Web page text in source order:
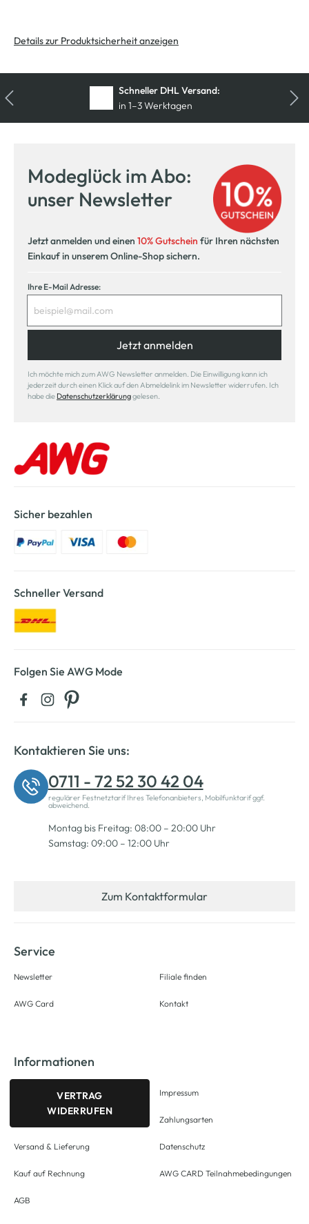
Details zur Produktsicherheit anzeigen
Schneller DHL Versand:
in 1–3 Werktagen
Kostenlose Filiallieferung
in Ihre Wunschfiliale
Modeglück im Abo:
unser Newsletter
Jetzt anmelden und einen 10% Gutschein für Ihren nächsten
Einkauf in unserem Online-Shop sichern.
Ihre E-Mail Adresse:
Jetzt anmelden
Ich möchte mich zum AWG Newsletter anmelden. Die Einwilligung kann ich
jederzeit durch einen Klick auf den Abmeldelink im Newsletter widerrufen. Ich
habe die Datenschutzerklärunggelesen.
Sicher bezahlen
Schneller Versand
Folgen Sie AWG Mode
Kontaktieren Sie uns:
0711 - 72 52 30 42 04
regulärer Festnetztarif Ihres Telefonanbieters, Mobilfunktarif ggf.
abweichend.
Montag bis Freitag: 08:00 – 20:00 Uhr
Samstag: 09:00 – 12:00 Uhr
Zum Kontaktformular
Service
Newsletter
AWG Card
Filiale finden
Kontakt
Informationen
VERTRAG
WIDERRUFEN
Versand & Lieferung
Kauf auf Rechnung
AGB
Impressum
Zahlungsarten
Datenschutz
AWG CARD Teilnahmebedingungen